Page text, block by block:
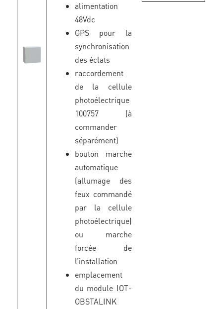
alimentation
48Vdc
GPS pour la
synchronisation
des éclats
raccordement
de la cellule
photoélectrique
100757 (à
commander
séparément)
bouton marche
automatique
(allumage des
feux commandé
par la cellule
photoélectrique)
ou marche
forcée de
l’installation
emplacement
du module IOT-
OBSTALINK